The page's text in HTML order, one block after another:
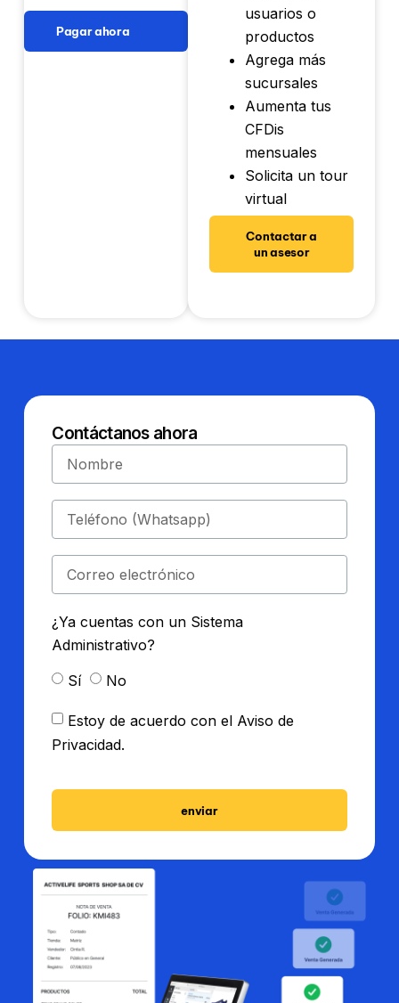
Pagar ahora
usuarios o
productos
Agrega más
sucursales
Aumenta tus
CFDis
mensuales
Solicita un tour
virtual
Contactar a
un asesor
Contáctanos ahora
¿Ya cuentas con un Sistema
Administrativo?
Sí
No
Estoy de acuerdo con el Aviso de
Privacidad.
enviar